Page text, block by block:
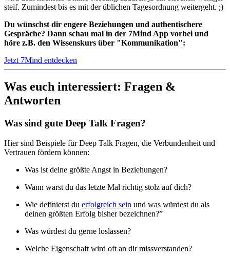
steif. Zumindest bis es mit der üblichen Tagesordnung weitergeht. ;)
Du wünschst dir engere Beziehungen und authentischere
Gespräche? Dann schau mal in der 7Mind App vorbei und
höre z.B. den Wissenskurs über "Kommunikation":
Jetzt 7Mind entdecken
Was euch interessiert: Fragen &
Antworten
Was sind gute Deep Talk Fragen?
Hier sind Beispiele für Deep Talk Fragen, die Verbundenheit und
Vertrauen fördern können:
Was ist deine größte Angst in Beziehungen?
Wann warst du das letzte Mal richtig stolz auf dich?
Wie definierst du erfolgreich sein und was würdest du als
deinen größten Erfolg bisher bezeichnen?”
Was würdest du gerne loslassen?
Welche Eigenschaft wird oft an dir missverstanden?